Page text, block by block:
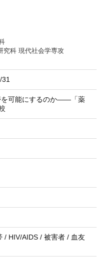
科 現代社会学専攻
31
を可能にするのか――「薬
/ HIV/AIDS / 被害者 / 血友